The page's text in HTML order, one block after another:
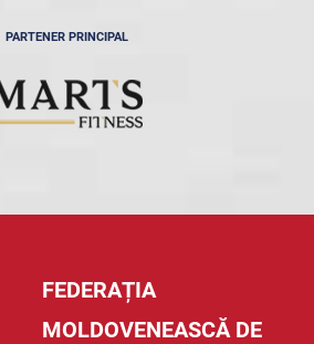
PARTENER PRINCIPAL
FEDERAȚIA
MOLDOVENEASCĂ DE